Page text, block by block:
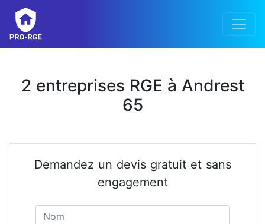
2 entreprises RGE à Andrest
65
Demandez un devis gratuit et sans
engagement